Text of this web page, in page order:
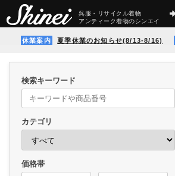
呉服・リサイクル着物
アンティーク着物のシンエイ
休業案内 夏季休業のお知らせ(8/13-8/16)
検索キーワード
カテゴリ
価格帯